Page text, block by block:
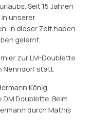
Seit 15 Jahren
unserer
In dieser Zeit haben
gelernt.
zur LM-Doublette
Nenndorf statt.
König
Doublette. Beim
durch Mathis